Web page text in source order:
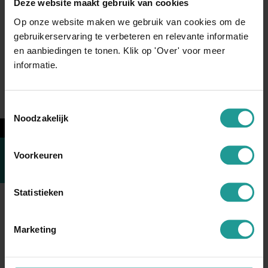
Deze website maakt gebruik van cookies
Op onze website maken we gebruik van cookies om de
gebruikerservaring te verbeteren en relevante informatie
en aanbiedingen te tonen. Klik op 'Over' voor meer
informatie.
Noodzakelijk
Voorkeuren
Statistieken
Marketing
professional met ambitie heb je iets te vertellen. Een
visie, een...
LEES MEER
onvergetelijke boodschap
UITGELICHT
Maar in 2014, op de Climate Summit van de